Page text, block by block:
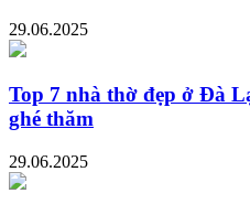
29.06.2025
Top 7 nhà thờ đẹp ở Đà
ghé thăm
29.06.2025